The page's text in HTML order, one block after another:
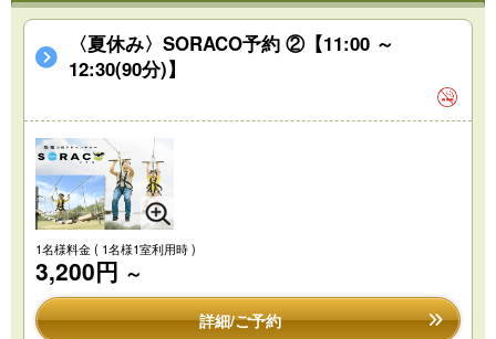
〈夏休み〉SORACO予約 ②【11:00 ～
12:30(90分)】
1名様料金( 1名様1室利用時 )
3,200円 ～
詳細/ご予約